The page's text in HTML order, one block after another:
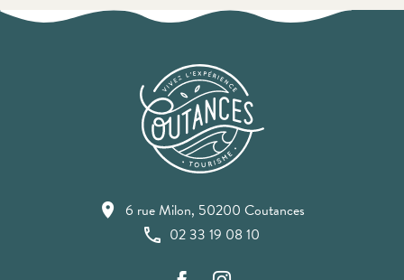
6 rue Milon, 50200 Coutances
02 33 19 08 10